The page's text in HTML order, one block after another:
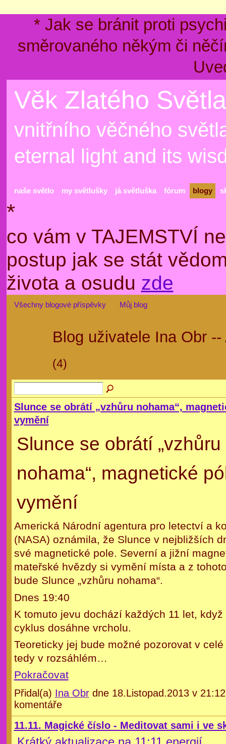
* Jak se bránit proti
směrovaného někým či
Věk Zlatého
vnitřního věčného
eternal light and its
naše světlo my světlušky já světluška fórum blogy
*
co vám v TAJEMSTVÍ
postup jak se stát
života a osudu zde
Všechny blogové příspěvky Můj blog
Blog uživatele Ina Obr
(4)
Slunce se obrátí „vzhůru nohama“,
vymění
Slunce se obrátí „vzhůru
nohama“, magnetické
vymění
Americká Národní agentura pro letectví a
(NASA) oznámila, že Slunce v nejbližších
své magnetické pole. Severní a jižní
mateřské hvězdy si vymění místa a z
bude Slunce „vzhůru nohama“.
Dnes 19:40
K tomuto jevu dochází každých 11 let,
cyklus dosáhne vrcholu.
Teoreticky jej bude možné pozorovat v
tedy v rozsáhlém…
Pokračovat
Přidal(a) Ina Obrdne 18.Listopad.2013 v
komentáře
11.11. Magické číslo - Meditovat sami i ve